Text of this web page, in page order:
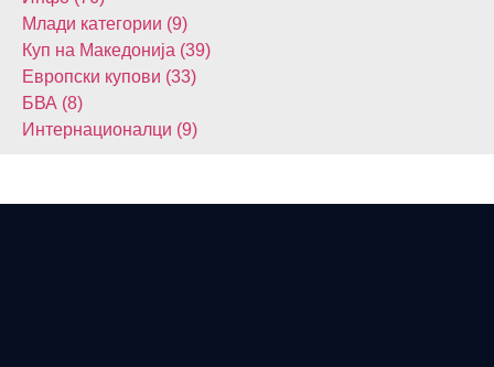
Млади категории (9)
Куп на Македонија (39)
Европски купови (33)
БВА (8)
Интернационалци (9)